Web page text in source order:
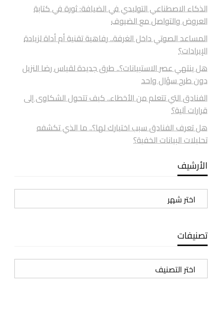
الذكاء الاصطناعي التوليدي في الضيافة: ثورة في كتابة
العروض والتواصل مع الضيوف
المساعد الصوتي داخل الغرفة.. رفاهية تقنية أم أداة لزيادة
الإيرادات؟
هل ينتهي عصر الاستبيانات؟.. طرق جديدة لقياس رضا النزيل
دون طرح سؤال واحد
الفنادق التي تتعلم من الأخطاء.. كيف تتحول الشكاوى إلى
قرارات آلية؟
هل تعرف الفنادق سبب اختيارك لها؟.. ما الذي تكشفه
تحليلات البيانات الخفية؟
الأرشيف
الأرشيف
تصنيفات
تصنيفات